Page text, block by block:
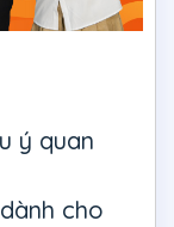
ý quan
cho